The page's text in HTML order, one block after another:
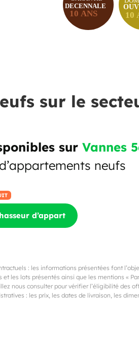
sur le
sur Vannes
neufs
d’appart
: les informations présentées font
lots présentés ainsi que les mentions «
nous consulter pour vérifier l’éligibilité des
: les prix, les dates de livraison, les